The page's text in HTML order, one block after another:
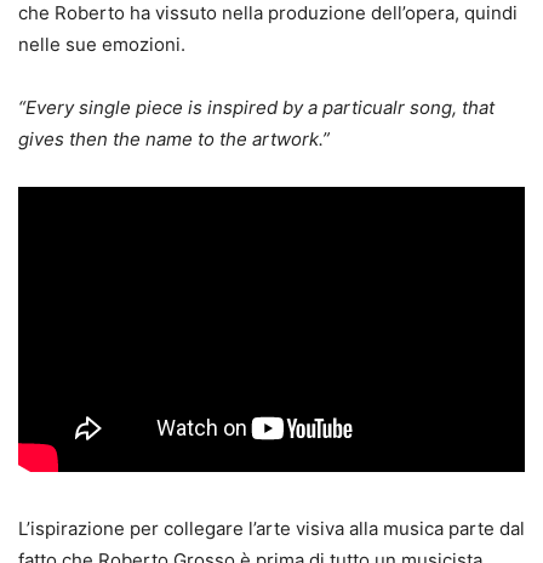
che Roberto ha vissuto nella produzione dell’opera, quindi
nelle sue emozioni.
“Every single piece is inspired by a particualr song, that
gives then the name to the artwork.”
L’ispirazione per collegare l’arte visiva alla musica parte dal